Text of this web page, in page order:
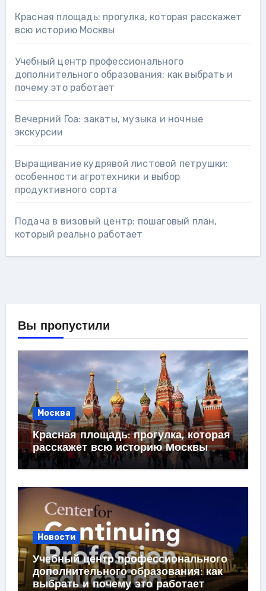
Красная площадь: прогулка, которая расскажет
всю историю Москвы
Учебный центр профессионального
дополнительного образования: как выбрать и
почему это работает
Вечерний Гоа: закаты, музыка и ночные
экскурсии
Выращивание кудрявой листовой петрушки:
особенности агротехники и выбор
продуктивного сорта
Подача в визовый центр: пошаговый план,
который реально работает
Вы пропустили
Москва
Красная площадь: прогулка, которая
расскажет всю историю Москвы
Новости
Учебный центр профессионального
дополнительного образования: как
выбрать и почему это работает